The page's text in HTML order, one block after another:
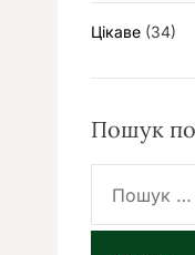
Цікаве (34)
Пошук по
ш